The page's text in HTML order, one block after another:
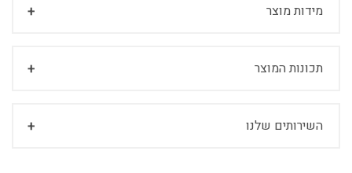
מידות מוצר
תכונות המוצר
השירותים שלנו